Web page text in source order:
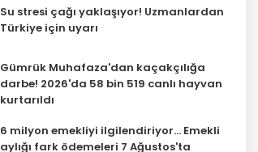
Su stresi çağı yaklaşıyor! Uzmanlardan
Türkiye için uyarı
Gümrük Muhafaza'dan kaçakçılığa
darbe! 2026'da 58 bin 519 canlı hayvan
kurtarıldı
6 milyon emekliyi ilgilendiriyor... Emekli
aylığı fark ödemeleri 7 Ağustos'ta